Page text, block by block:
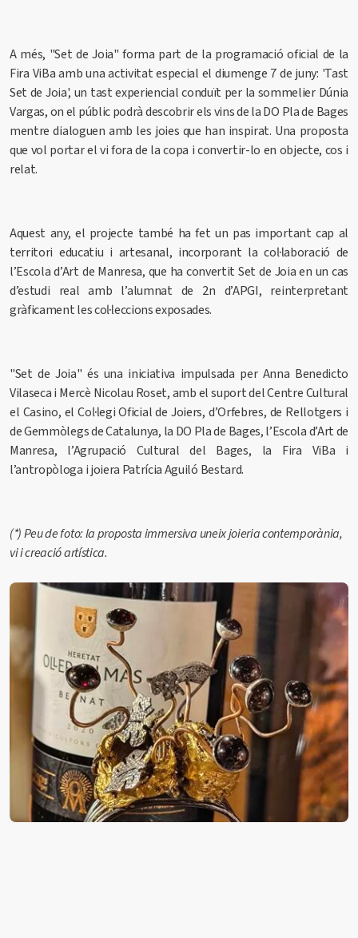
A més, "Set de Joia" forma part de la programació oficial de la
Fira ViBa amb una activitat especial el diumenge 7 de juny: 'Tast
Set de Joia', un tast experiencial conduït per la sommelier Dúnia
Vargas, on el públic podrà descobrir els vins de la DO Pla de Bages
mentre dialoguen amb les joies que han inspirat. Una proposta
que vol portar el vi fora de la copa i convertir-lo en objecte, cos i
relat.
Aquest any, el projecte també ha fet un pas important cap al
territori educatiu i artesanal, incorporant la col·laboració de
l’Escola d’Art de Manresa, que ha convertit Set de Joia en un cas
d’estudi real amb l’alumnat de 2n d’APGI, reinterpretant
gràficament les col·leccions exposades.
"Set de Joia" és una iniciativa impulsada per Anna Benedicto
Vilaseca i Mercè Nicolau Roset, amb el suport del Centre Cultural
el Casino, el Col·legi Oficial de Joiers, d’Orfebres, de Rellotgers i
de Gemmòlegs de Catalunya, la DO Pla de Bages, l’Escola d’Art de
Manresa, l’Agrupació Cultural del Bages, la Fira ViBa i
l’antropòloga i joiera Patrícia Aguiló Bestard.
(*) Peu de foto: laproposta immersiva uneix joieria contemporània,
vi i creació artística.